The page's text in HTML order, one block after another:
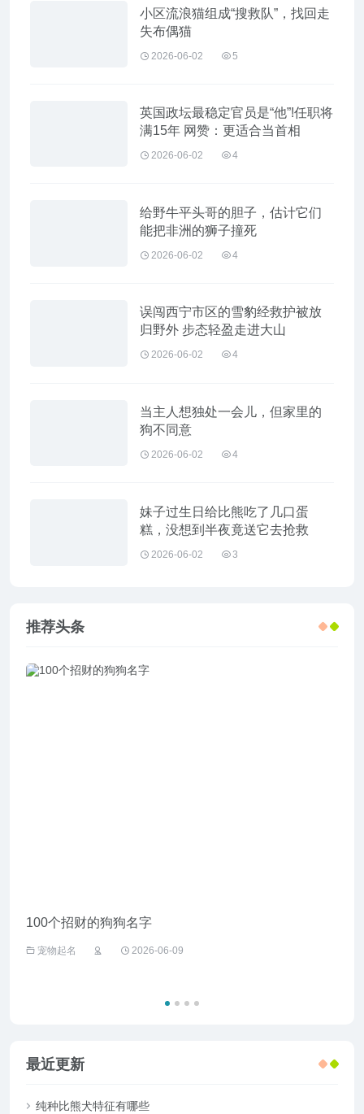
小区流浪猫组成“搜救队”，找回走
失布偶猫
2026-06-02 5
英国政坛最稳定官员是“他”!任职将
满15年 网赞：更适合当首相
2026-06-02 4
给野牛平头哥的胆子，估计它们
能把非洲的狮子撞死
2026-06-02 4
误闯西宁市区的雪豹经救护被放
归野外 步态轻盈走进大山
2026-06-02 4
当主人想独处一会儿，但家里的
狗不同意
2026-06-02 4
妹子过生日给比熊吃了几口蛋
糕，没想到半夜竟送它去抢救
2026-06-02 3
推荐头条
100个招财的狗狗名字
宠物起名 2026-06-09
最近更新
纯种比熊犬特征有哪些